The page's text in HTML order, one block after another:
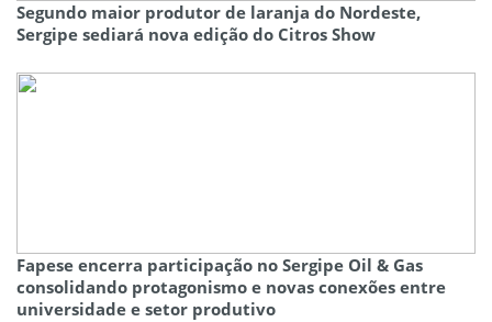
Segundo maior produtor de laranja do Nordeste,
Sergipe sediará nova edição do Citros Show
Fapese encerra participação no Sergipe Oil & Gas
consolidando protagonismo e novas conexões entre
universidade e setor produtivo